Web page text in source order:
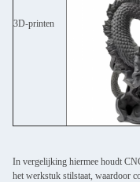
3D-printen
In vergelijking hiermee houdt
het werkstuk stilstaat, waardoor